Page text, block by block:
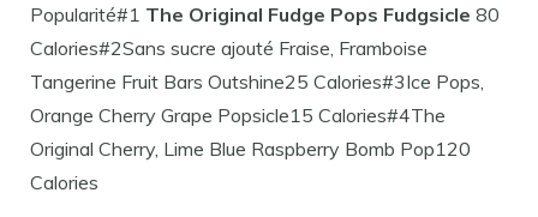
Popularité#1 The Original Fudge Pops Fudgsicle 80
Calories#2Sans sucre ajouté Fraise, Framboise
Tangerine Fruit Bars Outshine25 Calories#3Ice Pops,
Orange Cherry Grape Popsicle15 Calories#4The
Original Cherry, Lime Blue Raspberry Bomb Pop120
Calories